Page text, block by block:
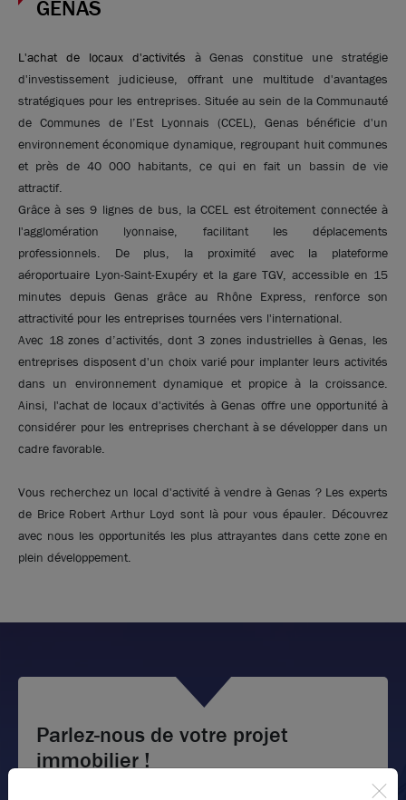
Photos (8 )
A vendre - Bâtiment d'activités neuf sur la Zi Mi-
Plaine - Genas
non divisibles
4 990 000 € HDE
GENAS
L'achat de locaux d'activités à Genas constitue une stratégie
d'investissement judicieuse, offrant une multitude d'avantages
stratégiques pour les entreprises. Située au sein de la Communauté
de Communes de l’Est Lyonnais (CCEL), Genas bénéficie d'un
environnement économique dynamique, regroupant huit communes
et près de 40 000 habitants, ce qui en fait un bassin de vie
attractif.
Grâce à ses 9 lignes de bus, la CCEL est étroitement connectée à
l'agglomération lyonnaise, facilitant les déplacements
professionnels. De plus, la proximité avec la plateforme
aéroportuaire Lyon-Saint-Exupéry et la gare TGV, accessible en 15
minutes depuis Genas grâce au Rhône Express, renforce son
attractivité pour les entreprises tournées vers l'international.
Avec 18 zones d’activités, dont 3 zones industrielles à Genas, les
entreprises disposent d'un choix varié pour implanter leurs activités
dans un environnement dynamique et propice à la croissance.
Ainsi, l'achat de locaux d'activités à Genas offre une opportunité à
considérer pour les entreprises cherchant à se développer dans un
cadre favorable.
Vous recherchez un local d'activité à vendre à Genas ? Les experts
de Brice Robert Arthur Loyd sont là pour vous épauler. Découvrez
avec nous les opportunités les plus attrayantes dans cette zone en
plein développement.
Parlez-nous de votre projet
immobilier !